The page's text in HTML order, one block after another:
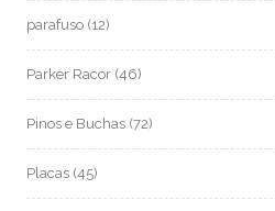
parafuso (12)
Parker Racor (46)
Pinos e Buchas (72)
Placas (45)